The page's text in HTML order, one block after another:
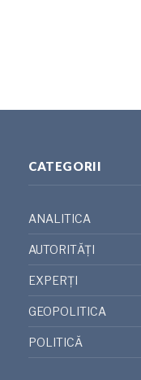
CATEGORII
ANALITICA
AUTORITĂȚI
EXPERȚI
GEOPOLITICA
POLITICĂ